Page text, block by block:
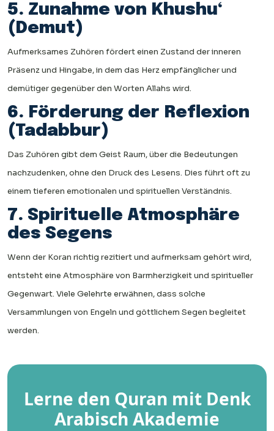
5. Zunahme von Khushu‘
(Demut)
Aufmerksames Zuhören fördert einen Zustand der inneren
Präsenz und Hingabe, in dem das Herz empfänglicher und
demütiger gegenüber den Worten Allahs wird.
6. Förderung der Reflexion
(Tadabbur)
Das Zuhören gibt dem Geist Raum, über die Bedeutungen
nachzudenken, ohne den Druck des Lesens. Dies führt oft zu
einem tieferen emotionalen und spirituellen Verständnis.
7. Spirituelle Atmosphäre
des Segens
Wenn der Koran richtig rezitiert und aufmerksam gehört wird,
entsteht eine Atmosphäre von Barmherzigkeit und spiritueller
Gegenwart. Viele Gelehrte erwähnen, dass solche
Versammlungen von Engeln und göttlichem Segen begleitet
werden.
Lerne den Quran mit Denk
Arabisch Akademie